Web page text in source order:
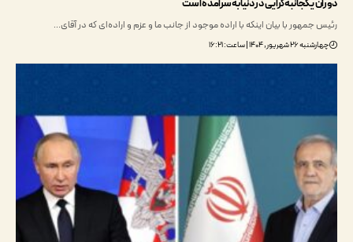
یکجانبه‌گرایی در دنیا به سرآمده است
با بیان اینکه با اراده موجود از جانب ما و عزم و اراده‌ای که در آقای…
۱۴۰۴ | ساعت: ۱۶:۲۱